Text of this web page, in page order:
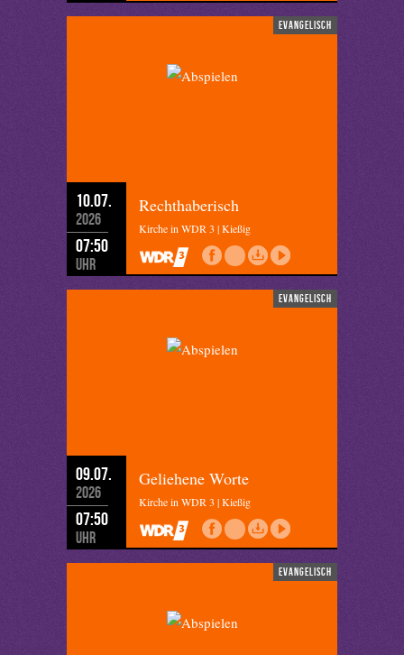
evangelisch
10.07.
2026
07:50
Uhr
Rechthaberisch
Kirche in WDR 3 | Kießig
evangelisch
09.07.
2026
07:50
Uhr
Geliehene Worte
Kirche in WDR 3 | Kießig
evangelisch